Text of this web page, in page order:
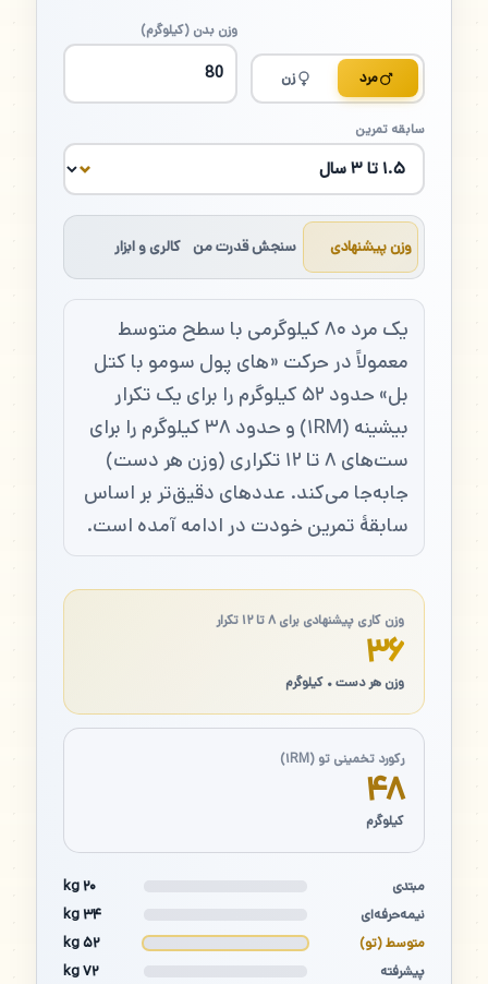
مرد زن
وزن بدن (کیلوگرم)
سابقه تمرین
وزن پیشنهادی سنجش قدرت من کالری و ابزار
یک مرد ۸۰ کیلوگرمی با سطح متوسط
معمولاً در حرکت «های پول سومو با کتل
بل» حدود ۵۲ کیلوگرم را برای یک تکرار
بیشینه (۱RM) و حدود ۳۸ کیلوگرم را برای
ست‌های ۸ تا ۱۲ تکراری (وزن هر دست)
جابه‌جا می‌کند. عددهای دقیق‌تر بر اساس
سابقهٔ تمرین خودت در ادامه آمده است.
وزن کاری پیشنهادی برای ۸ تا ۱۲ تکرار
۳۶
وزن هر دست • کیلوگرم
رکورد تخمینی تو (۱RM)
۴۸
کیلوگرم
مبتدی ۲۰ kg
نیمه‌حرفه‌ای ۳۴ kg
متوسط (تو) ۵۲ kg
پیشرفته ۷۲ kg